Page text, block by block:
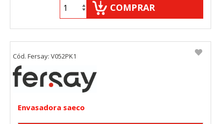
COMPRAR
Envasadora saeco
Cód. Fersay: V052PK1